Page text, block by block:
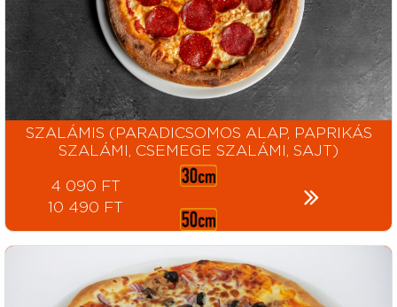
SZALÁMIS (PARADICSOMOS ALAP, PAPRIKÁS
SZALÁMI, CSEMEGE SZALÁMI, SAJT)
4 090 FT
10 490 FT